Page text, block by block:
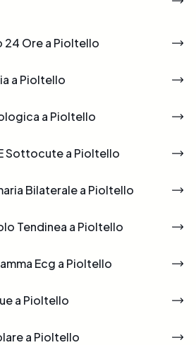
24 Ore a Pioltello
a Pioltello
a Pioltello
Sottocute a Pioltello
Bilaterale a Pioltello
Tendinea a Pioltello
Ecg a Pioltello
a Pioltello
a Pioltello